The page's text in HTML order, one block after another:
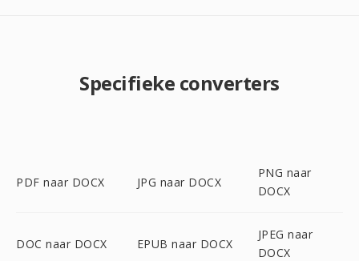
Specifieke converters
PDF naar DOCX JPG naar DOCX
PNG naar
DOCX
DOC naar DOCX EPUB naar DOCX
JPEG naar
DOCX